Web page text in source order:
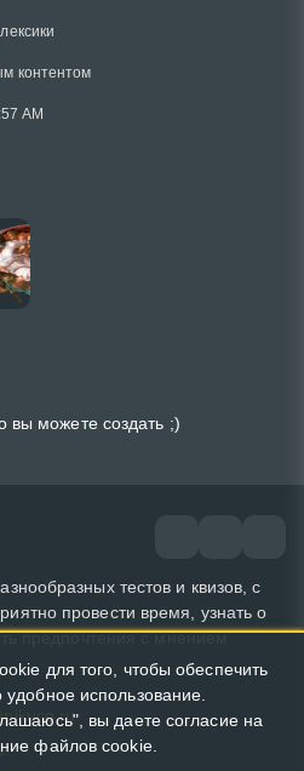
контентом
AM
вы можете создать ;)
тестов и квизов, с
провести время, узнать о
предпочтения с мнением
для того, чтобы обеспечить
использование.
вы даете согласие на
файлов cookie.